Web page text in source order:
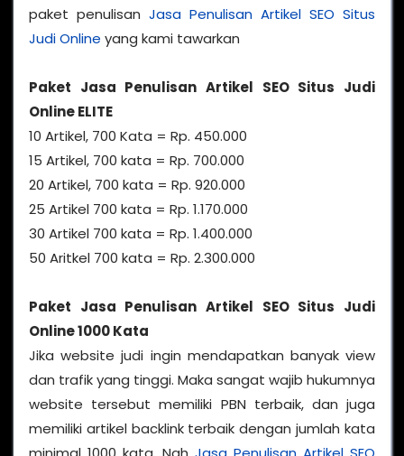
paket penulisan Jasa Penulisan Artikel SEO Situs
Judi Online yang kami tawarkan
Paket Jasa Penulisan Artikel SEO Situs Judi
Online ELITE
10 Artikel, 700 Kata = Rp. 450.000
15 Artikel, 700 kata = Rp. 700.000
20 Artikel, 700 kata = Rp. 920.000
25 Artikel 700 kata = Rp. 1.170.000
30 Artikel 700 kata = Rp. 1.400.000
50 Aritkel 700 kata = Rp. 2.300.000
Paket Jasa Penulisan Artikel SEO Situs Judi
Online 1000 Kata
Jika website judi ingin mendapatkan banyak view
dan trafik yang tinggi. Maka sangat wajib hukumnya
website tersebut memiliki PBN terbaik, dan juga
memiliki artikel backlink terbaik dengan jumlah kata